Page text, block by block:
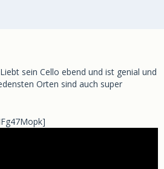
sein Cello ebend und ist genial und
Orten sind auch super